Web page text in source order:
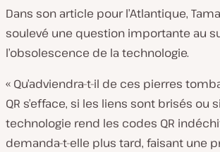
Dans son article pour l’Atlantique,
soulevé une question importante au
l’obsolescence de la technologie.
« Qu’adviendra-t-il de ces pierres
QR s’efface, si les liens sont brisés ou
technologie rend les codes QR
demanda-t-elle plus tard, faisant une